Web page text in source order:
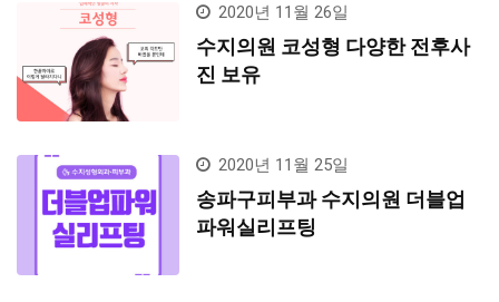
2020년 11월 26일
수지의원 코성형 다양한 전후사
진 보유
2020년 11월 25일
송파구피부과 수지의원 더블업
파워실리프팅